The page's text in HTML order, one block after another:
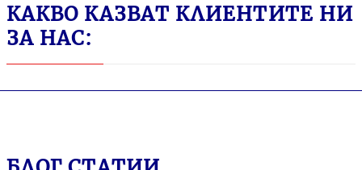
КАКВО КАЗВАТ КЛИЕНТИТЕ НИ
ЗА НАС: